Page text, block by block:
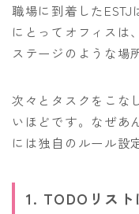
職場に到着した
にとってオフィスは
ステージのような場
次々とタスクをこな
いほどです。なぜあ
には独自のルール設
1. TODOリス